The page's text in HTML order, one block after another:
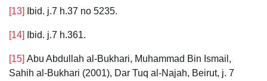
[13] Ibid. j.7 h.37 no 5235.
[14] Ibid. j.7 h.361.
[15] Abu Abdullah al-Bukhari, Muhammad Bin Ismail,
Sahih al-Bukhari (2001), Dar Tuq al-Najah, Beirut, j. 7